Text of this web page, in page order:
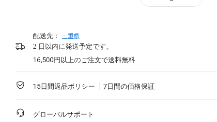
配送先： 三重県
2 日以内に発送予定です。
16,500円以上のご注文で送料無料
15日間返品ポリシー 7日間の価格保証
グローバルサポート